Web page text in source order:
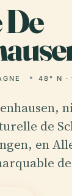
De
48° N ·
de
en